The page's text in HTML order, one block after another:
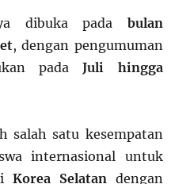
dibuka pada bulan
, dengan pengumuman
padaJuli hingga
salah satu kesempatan
internasional untuk
Korea Selatandengan